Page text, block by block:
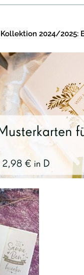
2024/2025: